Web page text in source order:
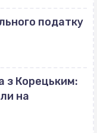
податку
з Корецьким:
на